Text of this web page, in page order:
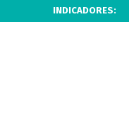
INDICADORES: